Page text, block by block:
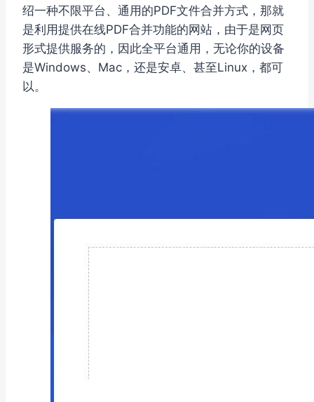
绍一种不限平台、通用的PDF文件合并方式，那就
是利用提供在线PDF合并功能的网站，由于是网页
形式提供服务的，因此全平台通用，无论你的设备
是Windows、Mac，还是安卓、甚至Linux，都可
以。